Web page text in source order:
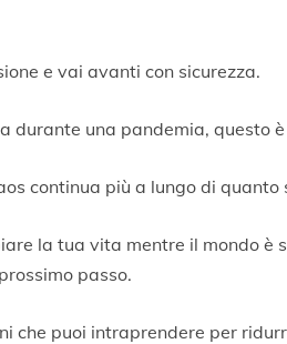
e vai avanti con sicurezza.
durante una pandemia, questo
continua più a lungo di quanto
la tua vita mentre il mondo è
passo.
che puoi intraprendere per